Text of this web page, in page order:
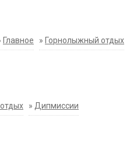
Главное » Горнолыжный отдых
» Дипмиссии